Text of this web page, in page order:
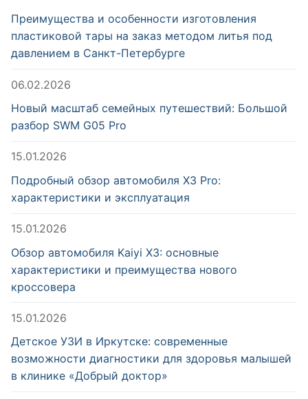
Преимущества и особенности изготовления
пластиковой тары на заказ методом литья под
давлением в Санкт-Петербурге
06.02.2026
Новый масштаб семейных путешествий: Большой
разбор SWM G05 Pro
15.01.2026
Подробный обзор автомобиля X3 Pro:
характеристики и эксплуатация
15.01.2026
Обзор автомобиля Kaiyi X3: основные
характеристики и преимущества нового
кроссовера
15.01.2026
Детское УЗИ в Иркутске: современные
возможности диагностики для здоровья малышей
в клинике «Добрый доктор»